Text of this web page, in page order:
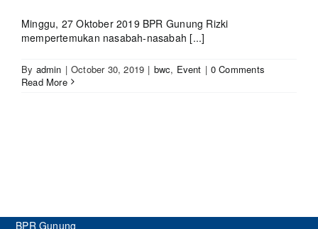
Minggu, 27 Oktober 2019 BPR Gunung Rizki
mempertemukan nasabah-nasabah [...]
By admin | October 30, 2019 | bwc, Event | 0 Comments
Read More
BPR Gunung